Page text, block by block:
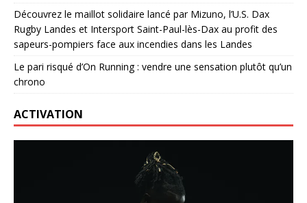
Découvrez le maillot solidaire lancé par Mizuno, l’U.S. Dax
Rugby Landes et Intersport Saint-Paul-lès-Dax au profit des
sapeurs-pompiers face aux incendies dans les Landes
Le pari risqué d’On Running : vendre une sensation plutôt qu’un
chrono
ACTIVATION